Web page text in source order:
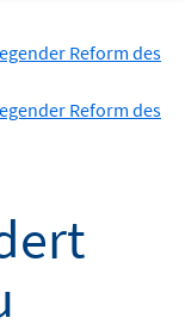
Reform des
Reform des